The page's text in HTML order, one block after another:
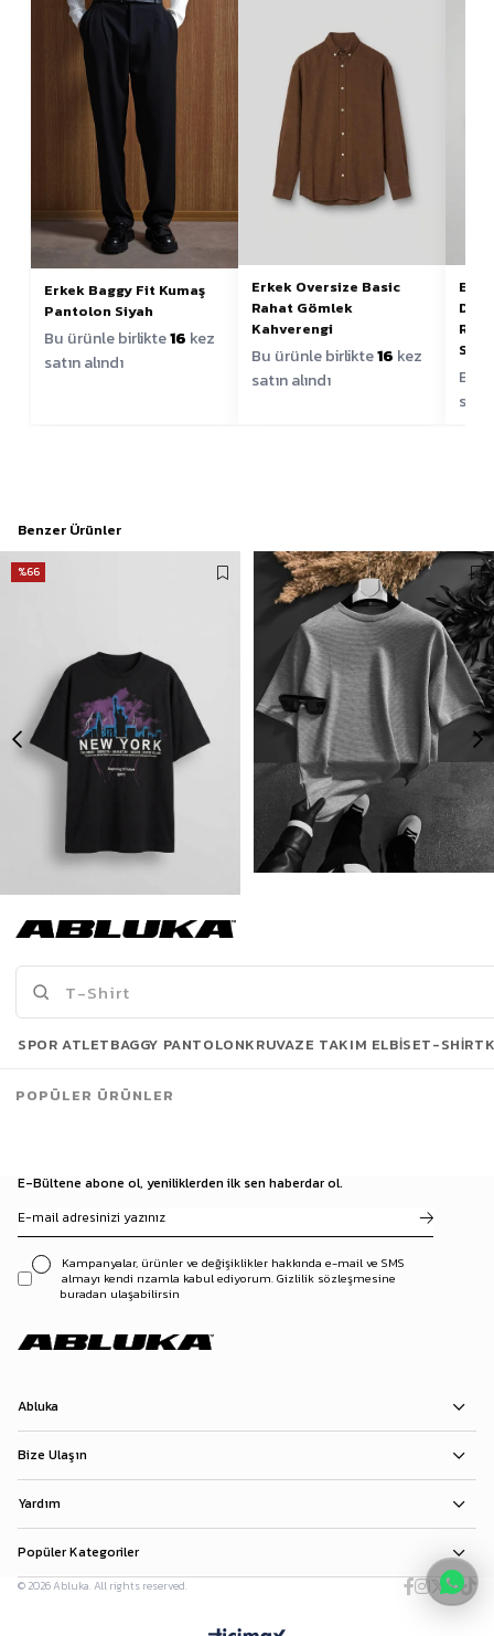
Erkek Baggy Fit Kumaş
Pantolon Siyah
Bu ürünle birlikte16 kez
satın alındı
Erkek Oversize Basic
Rahat Gömlek
Kahverengi
Bu ürünle birlikte16 kez
satın alındı
Bu
Benzer Ürünler
%66
Erkek New York Baskılı Oversize T-Shirt Siyah
Son Bakılanlar
E-Bültene abone ol, yeniliklerden ilk sen haberdar ol.
Kampanyalar, ürünler ve değişiklikler hakkında e-mail ve SMS
almayı kendi rızamla kabul ediyorum. Gizlilik sözleşmesine
buradan ulaşabilirsin
Abluka
Bize Ulaşın
Yardım
Popüler Kategoriler
© 2026 Abluka. All rights reserved.
SPOR ATLETBAGGY PANTOLONKRUVAZE TAKIM ELBISET-SHIRT
POPÜLER ÜRÜNLER